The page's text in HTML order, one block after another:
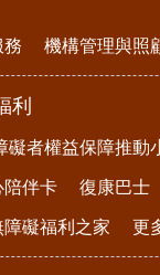
務 機構管理與照
利
礙者權益保障推動
陪伴卡 復康巴士
礙福利之家 更